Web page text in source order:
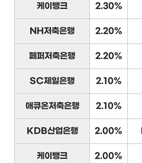
케이뱅크 2.30%
NH저축은행 2.20%
페퍼저축은행 2.20%
SC제일은행 2.10%
애큐온저축은행 2.10%
KDB산업은행 2.00%
케이뱅크 2.00%